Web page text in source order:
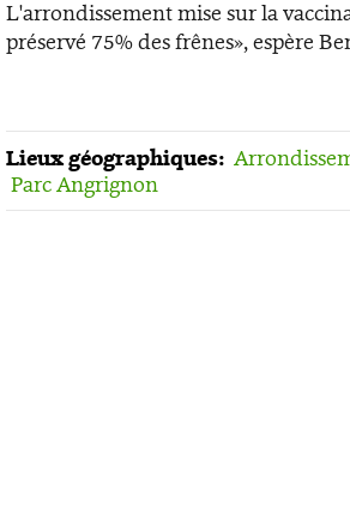
L'arrondissement mise sur la
préservé 75% des frênes», espère
Lieux géographiques:
Parc Angrignon